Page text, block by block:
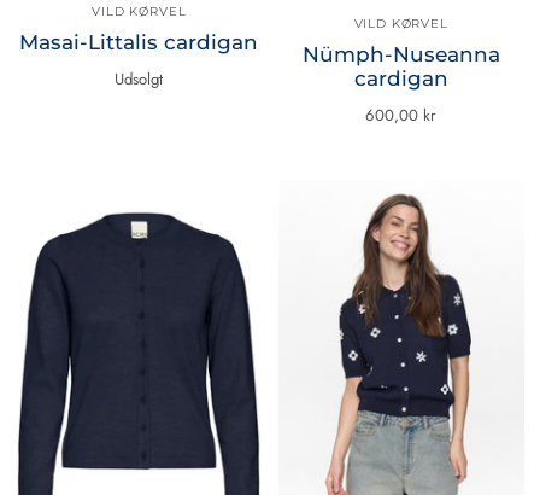
VILD KØRVEL
Masai-Littalis cardigan
Udsolgt
VILD KØRVEL
Nümph-Nuseanna
cardigan
600,00 kr